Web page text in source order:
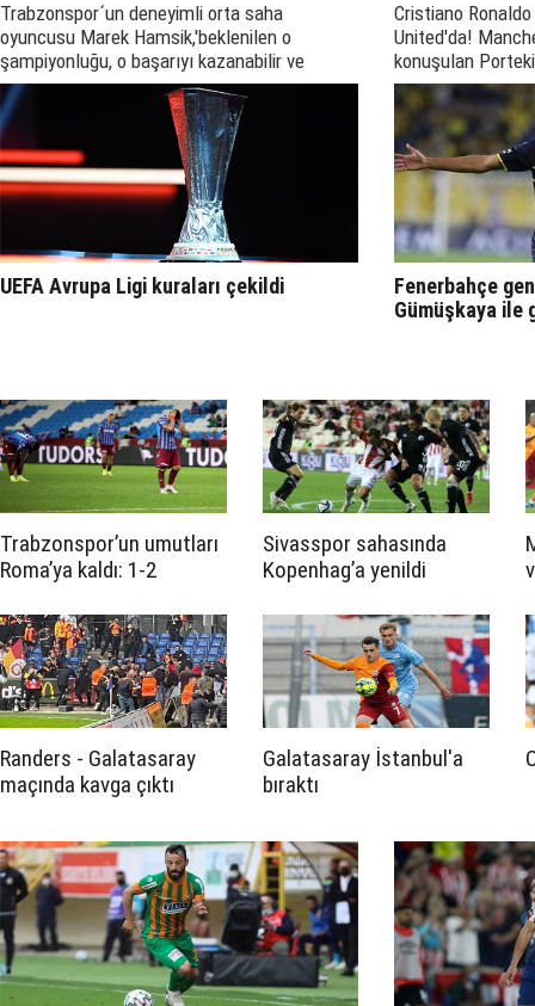
Trabzonspor´un deneyimli orta saha
oyuncusu Marek Hamsik,'beklenilen o
şampiyonluğu, o başarıyı kazanabilir ve
taraftarlarımıza armağan edebiliriz' dedi
Cristiano
United'da!
konuşulan
döndü.
UEFA Avrupa Ligi kuraları çekildi
Fenerbahçe
Gümüşkaya ile
Trabzonspor’un umutları
Roma’ya kaldı: 1-2
Sivasspor sahasında
Kopenhag’a yenildi
Randers - Galatasaray
maçında kavga çıktı
Galatasaray İstanbul'a
bıraktı